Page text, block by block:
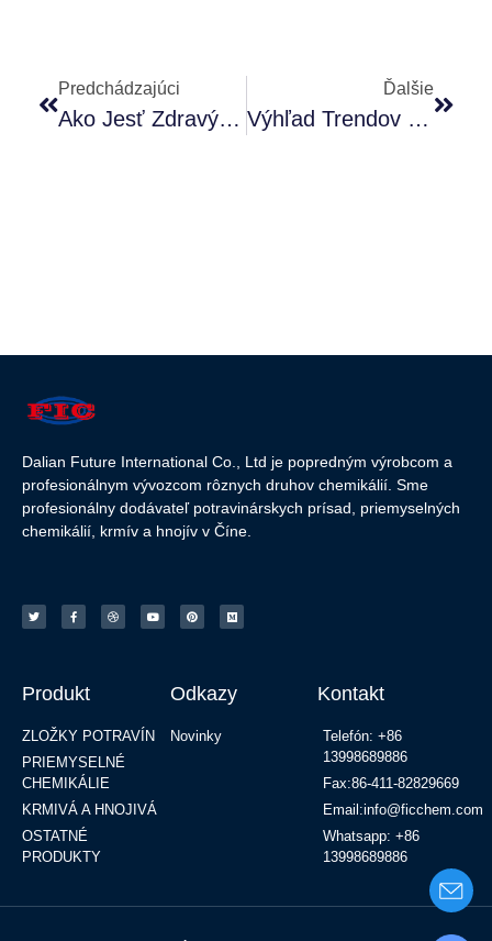
Predchádzajúci
Ako Jesť Zdravý Cukor: Skúmanie Výhod Sukralózy
Ďalšie
Výhľad Trendov Medzinárodnej Námornej Nákladnej Dopravy Do Konca Roka 2024
Dalian Future International Co., Ltd je popredným výrobcom a
profesionálnym vývozcom rôznych druhov chemikálií. Sme
profesionálny dodávateľ potravinárskych prísad, priemyselných
chemikálií, krmív a hnojív v Číne.
Produkt
ZLOŽKY POTRAVÍN
PRIEMYSELNÉ
CHEMIKÁLIE
KRMIVÁ A HNOJIVÁ
OSTATNÉ
PRODUKTY
Odkazy
Novinky
Kontakt
Telefón: +86
13998689886
Fax:86-411-82829669
Email:info@ficchem.com
Whatsapp: +86
13998689886